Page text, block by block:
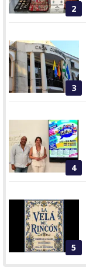
2
3
4
5